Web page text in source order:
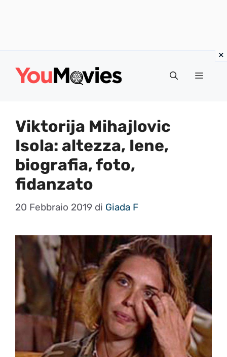
Menu
Viktorija Mihajlovic
Isola: altezza, Iene,
biografia, foto,
fidanzato
20 Febbraio 2019 di Giada F